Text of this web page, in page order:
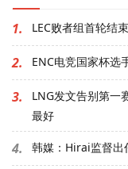
1. LEC败者组首轮结
2. ENC电竞国家杯选
3.
LNG发文告别第一
最好
4. 韩媒：Hirai监督出